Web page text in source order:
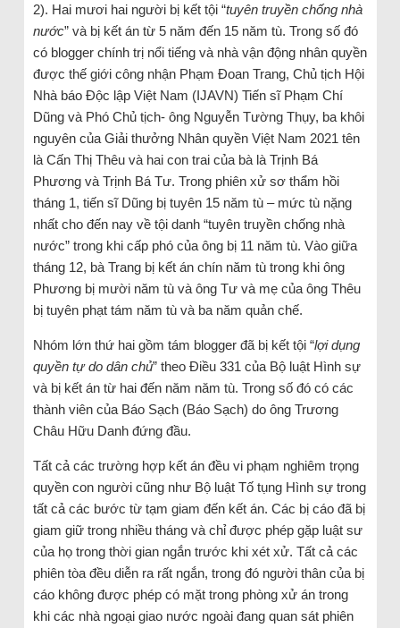
2). Hai mươi hai người bị kết tội “tuyên truyền chống nhà
nước” và bị kết án từ 5 năm đến 15 năm tù. Trong số đó
có blogger chính trị nổi tiếng và nhà vận động nhân quyền
được thế giới công nhận Phạm Đoan Trang, Chủ tịch Hội
Nhà báo Độc lập Việt Nam (IJAVN) Tiến sĩ Phạm Chí
Dũng và Phó Chủ tịch- ông Nguyễn Tường Thụy, ba khôi
nguyên của Giải thưởng Nhân quyền Việt Nam 2021 tên
là Cấn Thị Thêu và hai con trai của bà là Trịnh Bá
Phương và Trịnh Bá Tư. Trong phiên xử sơ thẩm hồi
tháng 1, tiến sĩ Dũng bị tuyên 15 năm tù – mức tù nặng
nhất cho đến nay về tội danh “tuyên truyền chống nhà
nước” trong khi cấp phó của ông bị 11 năm tù. Vào giữa
tháng 12, bà Trang bị kết án chín năm tù trong khi ông
Phương bị mười năm tù và ông Tư và mẹ của ông Thêu
bị tuyên phạt tám năm tù và ba năm quản chế.
Nhóm lớn thứ hai gồm tám blogger đã bị kết tội “lợi dụng
quyền tự do dân chủ” theo Điều 331 của Bộ luật Hình sự
và bị kết án từ hai đến năm năm tù. Trong số đó có các
thành viên của Báo Sạch (Báo Sạch) do ông Trương
Châu Hữu Danh đứng đầu.
Tất cả các trường hợp kết án đều vi phạm nghiêm trọng
quyền con người cũng như Bộ luật Tố tụng Hình sự trong
tất cả các bước từ tạm giam đến kết án. Các bị cáo đã bị
giam giữ trong nhiều tháng và chỉ được phép gặp luật sư
của họ trong thời gian ngắn trước khi xét xử. Tất cả các
phiên tòa đều diễn ra rất ngắn, trong đó người thân của bị
cáo không được phép có mặt trong phòng xử án trong
khi các nhà ngoại giao nước ngoài đang quan sát phiên